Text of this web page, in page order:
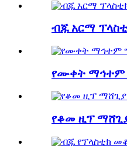
ብጁ አርማ
የሙቀት ማኅተም
የቆመ ዚፕ